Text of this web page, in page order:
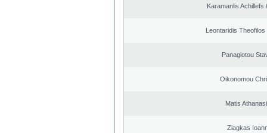
Karamanlis Achillefs
Leontaridis
Panagiotou
Oikonomou
Matis
Ziagkas